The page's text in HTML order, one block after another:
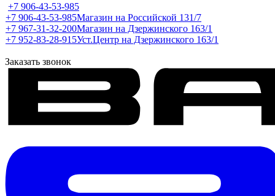
+7 906-43-53-985
+7 906-43-53-985Магазин на Российской 131/7
+7 967-31-32-200Магазин на Дзержинского 163/1
+7 952-83-28-915Уст.Центр на Дзержинского 163/1
Заказать звонок